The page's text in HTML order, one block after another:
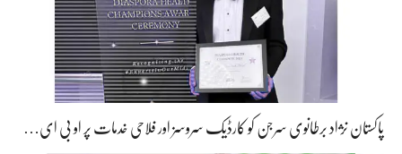
پاکستان نژاد برطانوی سرجن کو کارڈیک سروسز اور فلاحی خدمات پر او بی ای…